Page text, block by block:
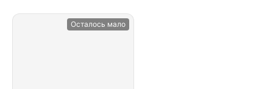
Осталось мало